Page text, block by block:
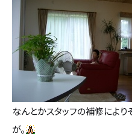
なんとかスタッフの補修によ
が。